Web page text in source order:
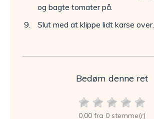
og bagte tomater på.
Slut med at klippe lidt karse over.
Bedøm denne ret
0,00 fra 0 stemme(r)